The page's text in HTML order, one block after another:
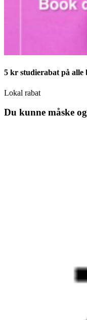
5 kr studierabat på alle
Lokal rabat
Du kunne måske